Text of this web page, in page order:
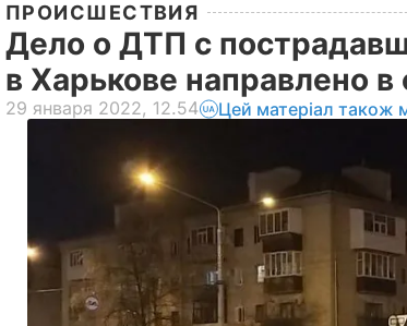
ПРОИСШЕСТВИЯ
Дело о ДТП с
в Харькове направлено в
29 января 2022, 12.54 Цей матеріал також